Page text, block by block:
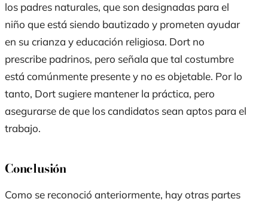
los padres naturales, que son designadas para el
niño que está siendo bautizado y prometen ayudar
en su crianza y educación religiosa. Dort no
prescribe padrinos, pero señala que tal costumbre
está comúnmente presente y no es objetable. Por lo
tanto, Dort sugiere mantener la práctica, pero
asegurarse de que los candidatos sean aptos para el
trabajo.
Conclusión
Como se reconoció anteriormente, hay otras partes